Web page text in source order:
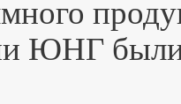
ЮНГ